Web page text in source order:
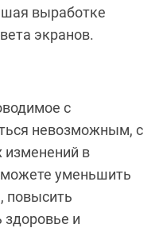
выработке
экранов.
с
невозможным, с
в
уменьшить
повысить
здоровье и